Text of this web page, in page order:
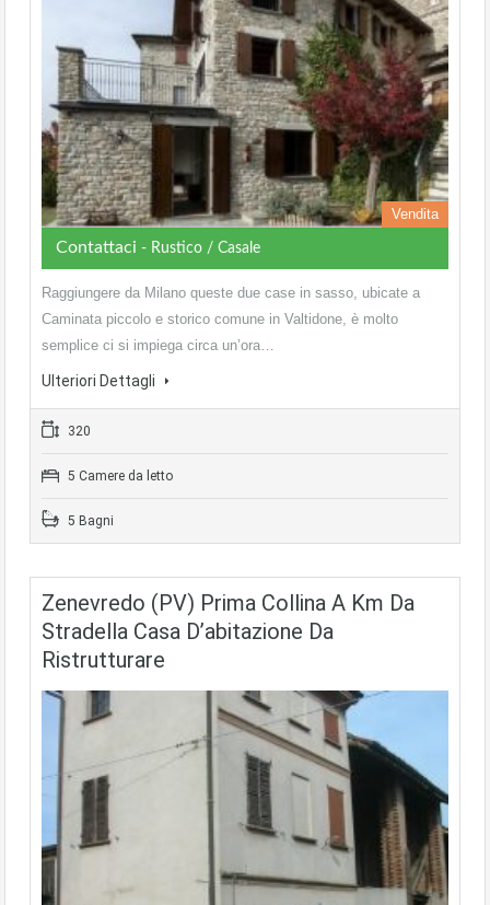
Vendita
Contattaci - Rustico / Casale
Raggiungere da Milano queste due case in sasso, ubicate a
Caminata piccolo e storico comune in Valtidone, è molto
semplice ci si impiega circa un’ora…
Ulteriori Dettagli
320
5 Camere da letto
5 Bagni
Zenevredo (PV) Prima Collina A Km Da
Stradella Casa D’abitazione Da
Ristrutturare